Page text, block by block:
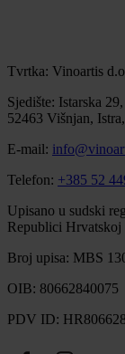
Tvrtka: Vinoartis
Sjedište: Istarska 29,
52463 Višnjan,
E-mail:
Telefon: +385 52
Upisano u sudski
Republici Hrvatskoj
Broj upisa: MBS
OIB: 80662840075
PDV ID: